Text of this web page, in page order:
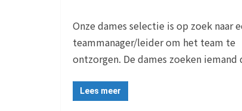
Onze dames selectie is op zoek naar
teammanager/leider om het team te
ontzorgen. De dames zoeken iemand
Lees meer